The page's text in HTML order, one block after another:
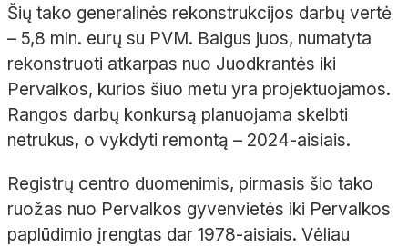
Šių tako generalinės rekonstrukcijos darbų vertė
– 5,8 mln. eurų su PVM. Baigus juos, numatyta
rekonstruoti atkarpas nuo Juodkrantės iki
Pervalkos, kurios šiuo metu yra projektuojamos.
Rangos darbų konkursą planuojama skelbti
netrukus, o vykdyti remontą – 2024-aisiais.
Registrų centro duomenimis, pirmasis šio tako
ruožas nuo Pervalkos gyvenvietės iki Pervalkos
paplūdimio įrengtas dar 1978-aisiais. Vėliau